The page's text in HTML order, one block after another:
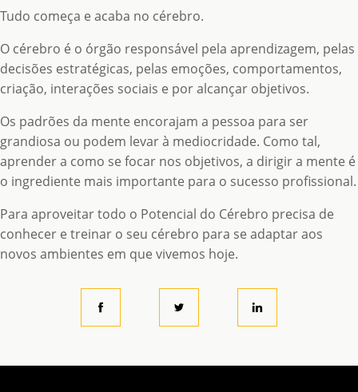
Tudo começa e acaba no cérebro.
O cérebro é o órgão responsável pela aprendizagem, pelas
decisões estratégicas, pelas emoções, comportamentos,
criação, interações sociais e por alcançar objetivos.
Os padrões da mente encorajam a pessoa para ser
grandiosa ou podem levar à mediocridade. Como tal,
aprender a como se focar nos objetivos, a dirigir a mente é
o ingrediente mais importante para o sucesso profissional.
Para aproveitar todo o Potencial do Cérebro precisa de
conhecer e treinar o seu cérebro para se adaptar aos
novos ambientes em que vivemos hoje.